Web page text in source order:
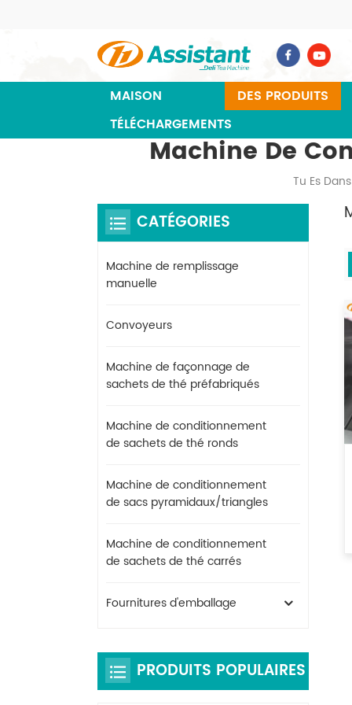
MAISON DES PRODUITS
TÉLÉCHARGEMENTS
Machine De
Tu Es
CATÉGORIES
Machine de remplissage
manuelle
Convoyeurs
Machine de façonnage de
sachets de thé préfabriqués
Machine de conditionnement
de sachets de thé ronds
Machine de conditionnement
de sacs pyramidaux/triangles
Machine de conditionnement
de sachets de thé carrés
Fournitures d'emballage
PRODUITS POPULAIRES